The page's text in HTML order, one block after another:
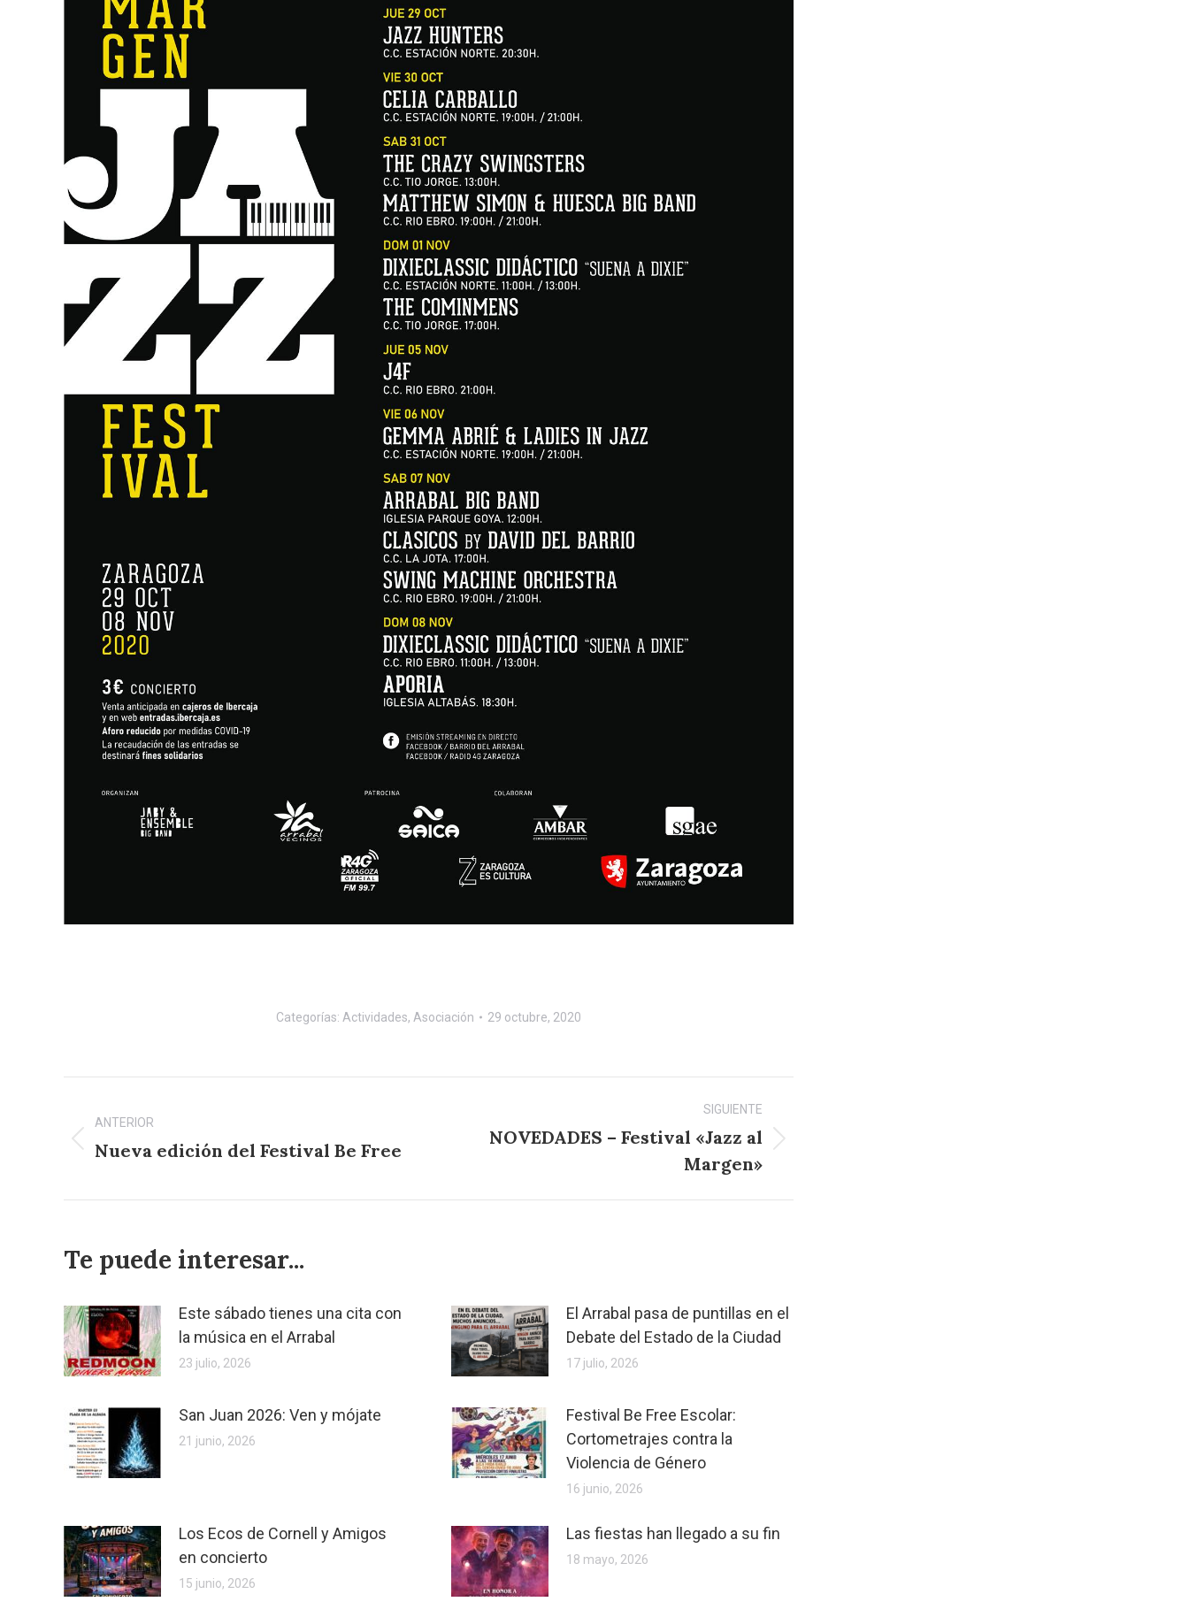
Categorías: Actividades, Asociación 29 octubre, 2020
entre
ANTERIOR
Publicación
Nueva edición del Festival Be Free
SIGUIENTE
Publicación
NOVEDADES – Festival «Jazz al
Margen»
Te puede interesar...
Este sábado tienes una cita con
la música en el Arrabal
23 julio, 2026
El Arrabal pasa de puntillas en el
Debate del Estado de la Ciudad
17 julio, 2026
San Juan 2026: Ven y mójate
21 junio, 2026
Festival Be Free Escolar:
Cortometrajes contra la
Violencia de Género
16 junio, 2026
Los Ecos de Cornell y Amigos
en concierto
15 junio, 2026
Las fiestas han llegado a su fin
18 mayo, 2026